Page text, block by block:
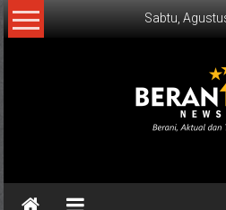
Lompat
ke
Sabtu,
NEWS